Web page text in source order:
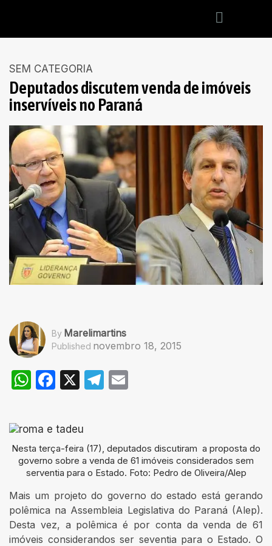
SEM CATEGORIA
Deputados discutem venda de imóveis
inservíveis no Paraná
By Marelimartins
Published novembro 18, 2015
WhatsApp
Facebook
X Telegram
Nesta terça-feira (17), deputados discutiram a proposta do
governo sobre a venda de 61 imóveis considerados sem
serventia para o Estado. Foto: Pedro de Oliveira/Alep
Mais um projeto do governo do estado está gerando
polêmica na Assembleia Legislativa do Paraná (Alep).
Desta vez, a polêmica é por conta da venda de 61
imóveis considerandos ser seventia para o Estado. O